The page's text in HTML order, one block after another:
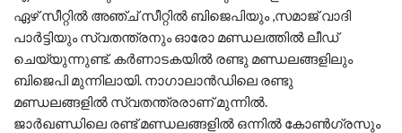
ഏഴ് സീറ്റില്‍ അഞ്ച് സീറ്റില്‍ ബിജെപിയും ,സമാജ് വാദി
പാര്‍ട്ടിയും സ്വതന്ത്രനും ഓരോ മണ്ഡലത്തില്‍ ലീഡ്
ചെയ്യുന്നുണ്ട്. കര്‍ണാടകയില്‍ രണ്ടു മണ്ഡലങ്ങളിലും
ബിജെപി മുന്നിലായി. നാഗാലാന്‍ഡിലെ രണ്ടു
മണ്ഡലങ്ങളില്‍ സ്വതന്ത്രരാണ് മുന്നില്‍.
ജാര്‍ഖണ്ഡിലെ രണ്ട് മണ്ഡലങ്ങളില്‍ ഒന്നില്‍ കോണ്‍ഗ്രസും